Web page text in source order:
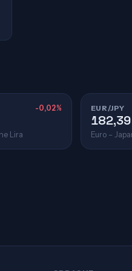
-0,02%
Lira
EUR/JPY
182,39
Euro –